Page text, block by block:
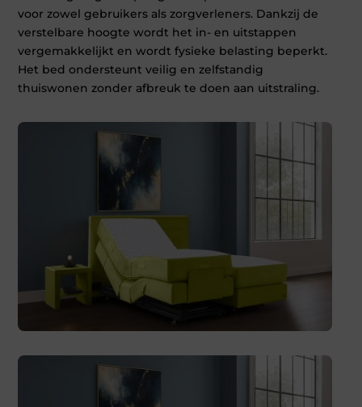
voor zowel gebruikers als zorgverleners. Dankzij de
verstelbare hoogte wordt het in- en uitstappen
vergemakkelijkt en wordt fysieke belasting beperkt.
Het bed ondersteunt veilig en zelfstandig
thuiswonen zonder afbreuk te doen aan uitstraling.